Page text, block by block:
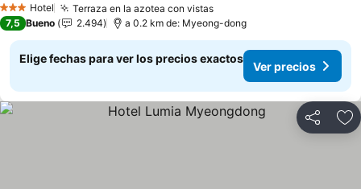
3 Estrellas
Hotel Terraza en la azotea con vistas
7,5 Bueno 2.494 a 0.2 km de: Myeong-dong
Elige fechas para ver los precios exactos
Ver precios
Compartir